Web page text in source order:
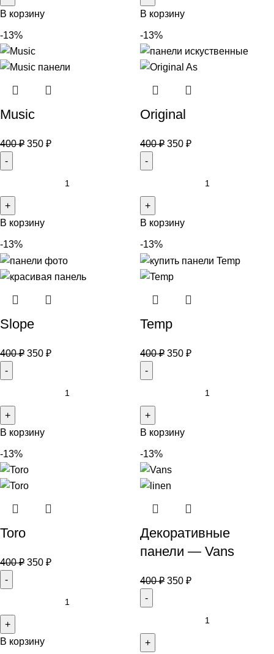
В корзину В корзину
-13%
Music
400₽ 350 ₽
В корзину
-13%
Original
400₽ 350 ₽
В корзину
-13%
Slope
400₽ 350 ₽
В корзину
-13%
Temp
400₽ 350 ₽
В корзину
-13%
Toro
400₽ 350 ₽
В корзину
-13%
Декоративные
панели — Vans
400₽ 350 ₽